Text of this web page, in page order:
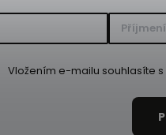
Vložením e-mailu souhlasíte s